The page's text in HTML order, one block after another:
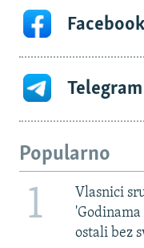
Facebook
Telegram
Popularno
1
Vlasnici
ostali bez